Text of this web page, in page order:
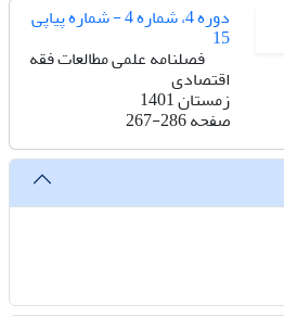
دوره 4، شماره 4 - شماره پیاپی
15
فصلنامه علمی مطالعات فقه
اقتصادی
زمستان 1401
صفحه267-286